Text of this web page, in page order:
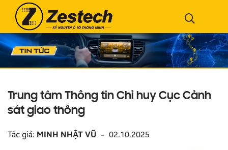
Trung tâm Thông tin Chỉ huy Cục Cảnh
sát giao thông
Tác giả: MINH NHẬT VŨ - 02.10.2025